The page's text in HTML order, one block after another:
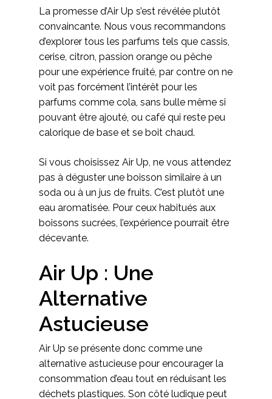
La promesse d’Air Up s’est révélée plutôt
convaincante. Nous vous recommandons
d’explorer tous les parfums tels que cassis,
cerise, citron, passion orange ou pêche
pour une expérience fruité, par contre on ne
voit pas forcément l’intérêt pour les
parfums comme cola, sans bulle même si
pouvant être ajouté, ou café qui reste peu
calorique de base et se boit chaud.
Si vous choisissez Air Up, ne vous attendez
pas à déguster une boisson similaire à un
soda ou à un jus de fruits. C’est plutôt une
eau aromatisée. Pour ceux habitués aux
boissons sucrées, l’expérience pourrait être
décevante.
Air Up : Une
Alternative
Astucieuse
Air Up se présente donc comme une
alternative astucieuse pour encourager la
consommation d’eau tout en réduisant les
déchets plastiques. Son côté ludique peut